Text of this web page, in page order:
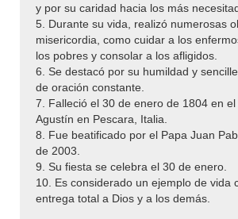
y por su caridad hacia los más
5. Durante su vida, realizó numerosas
misericordia, como cuidar a los
los pobres y consolar a los afligidos.
6. Se destacó por su humildad y
de oración constante.
7. Falleció el 30 de enero de 1804 en
Agustín en Pescara, Italia.
8. Fue beatificado por el Papa Juan
de 2003.
9. Su fiesta se celebra el 30 de enero.
10. Es considerado un ejemplo de vida
entrega total a Dios y a los demás.